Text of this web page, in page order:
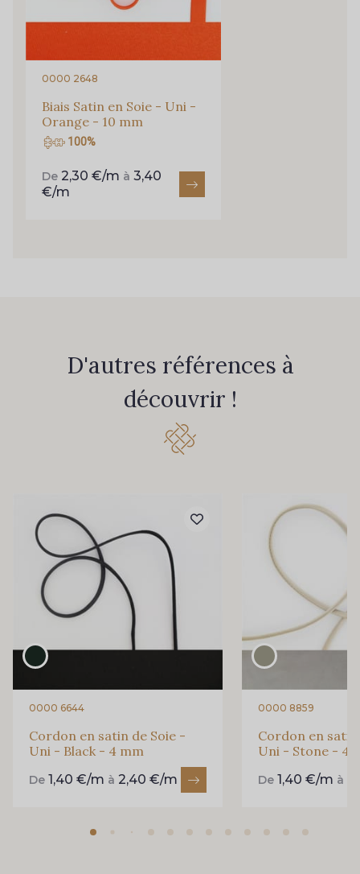
0000 2648
Biais Satin en Soie - Uni -
Orange - 10 mm
100%
De 2,30 €/m à 3,40
€/m
D'autres références à
découvrir !
0000 6644
Cordon en satin de Soie -
Uni - Black - 4 mm
De 1,40 €/m à 2,40 €/m
0000 8859
Cordon en satin
Uni - Stone - 4
De1,40 €/m à